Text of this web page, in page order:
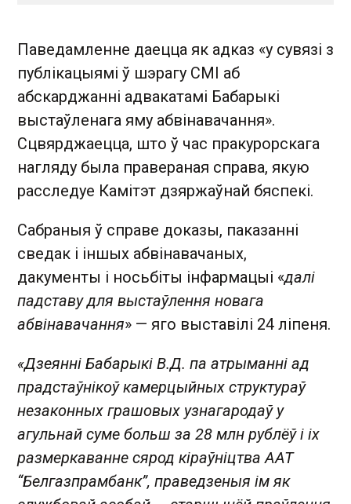
Паведамленне даецца як адказ «у сувязі з
публікацыямі ў шэрагу СМІ аб
абскарджанні адвакатамі Бабарыкі
выстаўленага яму абвінавачання».
Сцвярджаецца, што ў час пракурорскага
нагляду была правераная справа, якую
расследуе Камітэт дзяржаўнай бяспекі.
Сабраныя ў справе доказы, паказанні
сведак і іншых абвінавачаных,
дакументы і носьбіты інфармацыі «далі
падставу для выстаўлення новага
абвінавачання» — яго выставілі 24 ліпеня.
«Дзеянні Бабарыкі В.Д. па атрыманні ад
прадстаўнікоў камерцыйных структураў
незаконных грашовых узнагародаў у
агульнай суме больш за 28 млн рублёў і іх
размеркаванне сярод кіраўніцтва ААТ
“Белгазпрамбанк”, праведзеныя ім як